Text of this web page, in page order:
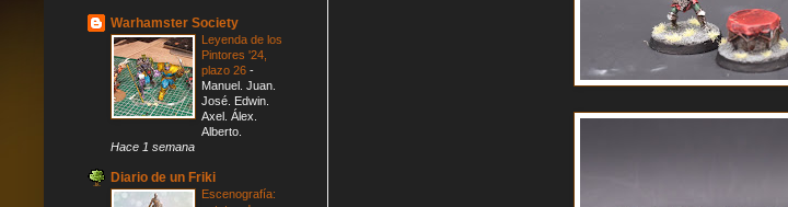
Warhamster Society
Leyenda de los
Pintores '24,
plazo 26 -
Manuel. Juan.
José. Edwin.
Axel. Álex.
Alberto.
Hace 1 semana
Diario de un Friki
Escenografía: